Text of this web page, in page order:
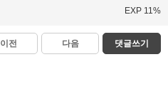
EXP 11%
이전 다음 댓글쓰기